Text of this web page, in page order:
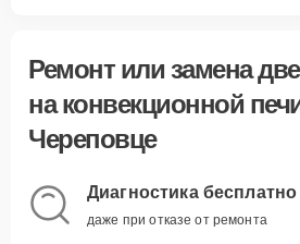
Ремонт или замена
на конвекционной
Череповце
Диагностика бесплатно
даже при отказе от ремонта